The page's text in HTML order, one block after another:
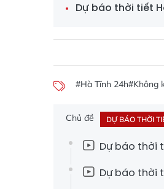
Dự báo thời tiết
#Hà Tĩnh 24h#Không
Chủ đề DỰ BÁO THỜI
Dự báo thời
Dự báo thời